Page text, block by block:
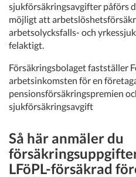
sjukförsäkringsavgifter påförs
möjligt att
arbetsolycksfalls- och
felaktigt.
Försäkringsbolaget fastställer
arbetsinkomsten för en
pensionsförsäkringspremien
sjukförsäkringsavgift
Så här anmäler du
LFöPL-försäkrad